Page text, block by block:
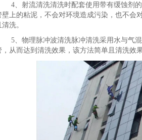
4、射流清洗清洗时配套使用带有缓蚀剂
壁上的粘泥，不会对环境造成污染，也不会
洗。
5、物理脉冲波清洗脉冲清洗采用水与气
，从而达到清洗效果，该方法简单且清洗效果